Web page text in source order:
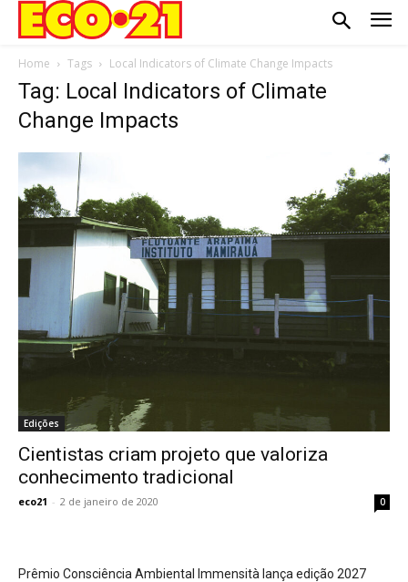
Home Tags Local Indicators of Climate Change Impacts
Tag: Local Indicators of Climate
Change Impacts
Edições
Cientistas criam projeto que valoriza
conhecimento tradicional
eco21 - 2 de janeiro de 2020 0
Prêmio Consciência Ambiental Immensità lança edição 2027